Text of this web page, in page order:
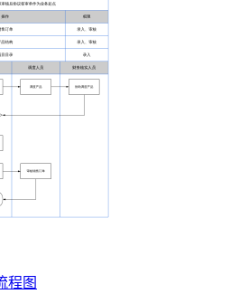
程图